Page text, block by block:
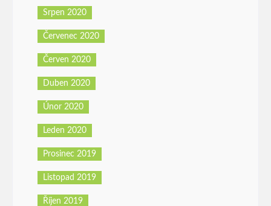
Srpen 2020
Červenec 2020
Červen 2020
Duben 2020
Únor 2020
Leden 2020
Prosinec 2019
Listopad 2019
Říjen 2019